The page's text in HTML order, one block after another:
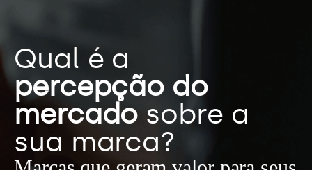
Qual é a
percepção do
mercado sobre a
sua marca?